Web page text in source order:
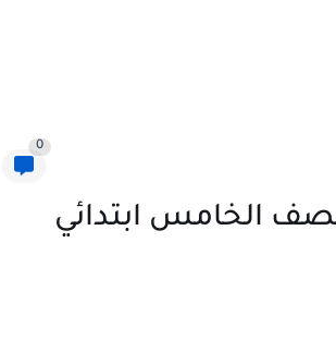
0
لصف الخامس ابتدائي